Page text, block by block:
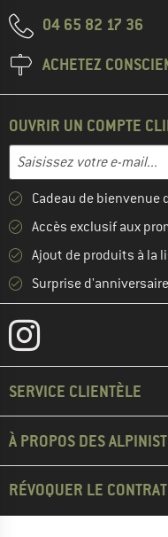
04 65 82 17 36
ACHETEZ
OUVRIR UN COMPTE
Adresse e-mail
Entrez votre adresse e-
Cadeau de bienvenue
Accès exclusif aux
Ajout de produits à la
Surprise d'anniversaire
SERVICE CLIENTÈLE
À PROPOS DES
RÉVOQUER LE CONTRAT